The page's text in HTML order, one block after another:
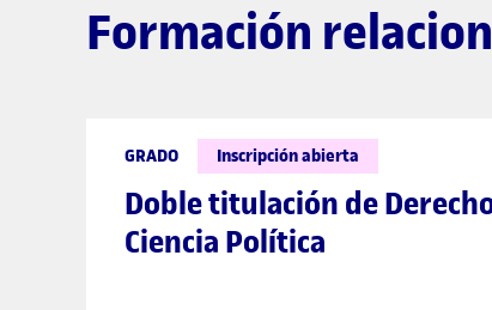
Formación
GRADO Inscripción abierta
Doble titulación de
Ciencia Política